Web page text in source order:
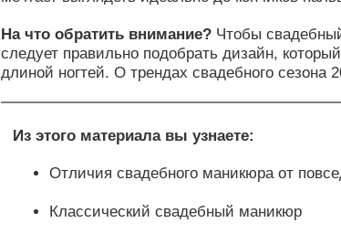
На что обратить внимание? Чтобы
следует правильно подобрать дизайн,
длиной ногтей. О трендах свадебного сезона
Из этого материала вы узнаете:
Отличия свадебного маникюра от
Классический свадебный маникюр